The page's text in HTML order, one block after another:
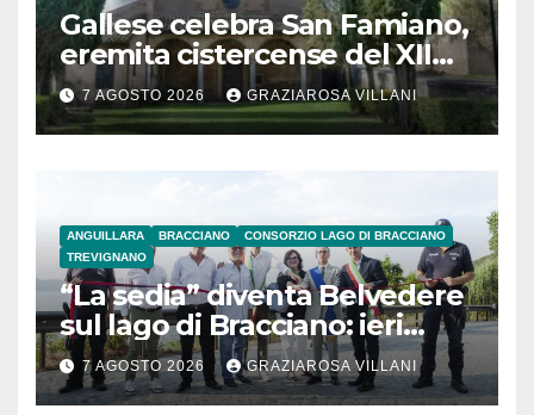
Gallese celebra San Famiano,
eremita cistercense del XII
secolo
7 AGOSTO 2026 GRAZIAROSA VILLANI
ANGUILLARA BRACCIANO
CONSORZIO LAGO DI BRACCIANO
TREVIGNANO
“La sedia” diventa Belvedere
sul lago di Bracciano: ieri
l’inaugurazione
7 AGOSTO 2026 GRAZIAROSA VILLANI